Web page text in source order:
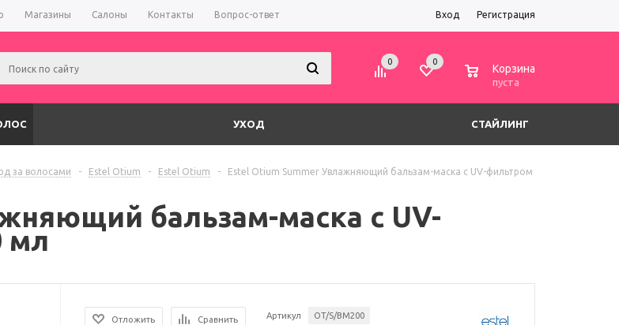
Магазины Салоны Контакты Вопрос-ответ Вход Регистрация
0 0
Корзина
пуста
УХОД СТАЙЛИНГ
за волосами - Estel Otium - Estel Otium -
Estel Otium Summer Увлажняющий бальзам-маска с UV-фильтром
бальзам-маска с UV-
мл
Отложить Сравнить Артикул OT/S/BM200